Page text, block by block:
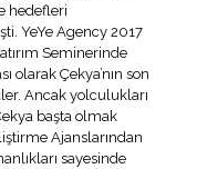
hedefleri
YeYe Agency 2017
Seminerinde
olarak Çekya’nın son
Ancak yolculukları
başta olmak
Ajanslarından
sayesinde